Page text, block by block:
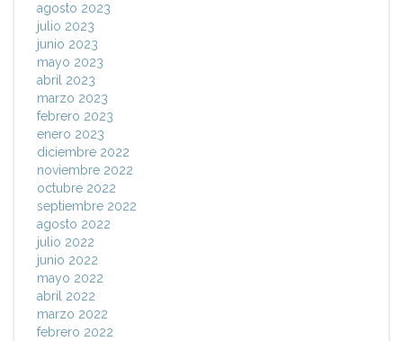
agosto 2023
julio 2023
junio 2023
mayo 2023
abril 2023
marzo 2023
febrero 2023
enero 2023
diciembre 2022
noviembre 2022
octubre 2022
septiembre 2022
agosto 2022
julio 2022
junio 2022
mayo 2022
abril 2022
marzo 2022
febrero 2022